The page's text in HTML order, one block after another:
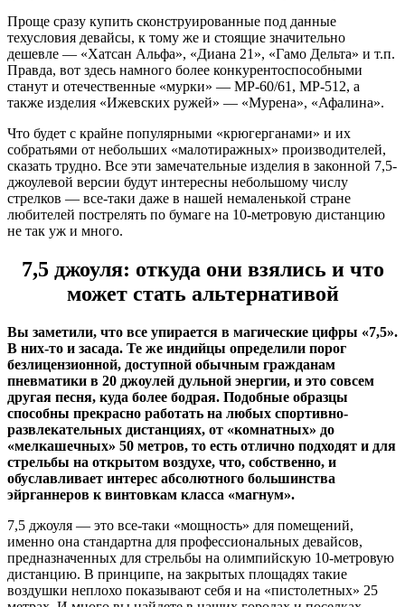
Проще сразу купить сконструированные под данные
техусловия девайсы, к тому же и стоящие значительно
дешевле — «Хатсан Альфа», «Диана 21», «Гамо Дельта» и т.п.
Правда, вот здесь намного более конкурентоспособными
станут и отечественные «мурки» — МР-60/61, МР-512, а
также изделия «Ижевских ружей» — «Мурена», «Афалина».
Что будет с крайне популярными «крюгерганами» и их
собратьями от небольших «малотиражных» производителей,
сказать трудно. Все эти замечательные изделия в законной 7,5-
джоулевой версии будут интересны небольшому числу
стрелков — все-таки даже в нашей немаленькой стране
любителей пострелять по бумаге на 10-метровую дистанцию
не так уж и много.
7,5 джоуля: откуда они взялись и что
может стать альтернативой
Вы заметили, что все упирается в магические цифры «7,5».
В них-то и засада. Те же индийцы определили порог
безлицензионной, доступной обычным гражданам
пневматики в 20 джоулей дульной энергии, и это совсем
другая песня, куда более бодрая. Подобные образцы
способны прекрасно работать на любых спортивно-
развлекательных дистанциях, от «комнатных» до
«мелкашечных» 50 метров, то есть отлично подходят и для
стрельбы на открытом воздухе, что, собственно, и
обуславливает интерес абсолютного большинства
эйрганнеров к винтовкам класса «магнум».
7,5 джоуля — это все-таки «мощность» для помещений,
именно она стандартна для профессиональных девайсов,
предназначенных для стрельбы на олимпийскую 10-метровую
дистанцию. В принципе, на закрытых площадях такие
воздушки неплохо показывают себя и на «пистолетных» 25